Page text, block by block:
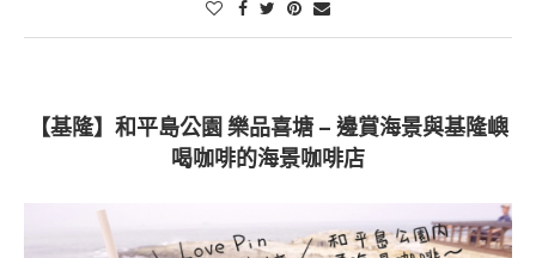
【基隆】和平島公園 樂品喜塘 – 邊賞海景與基隆嶼
喝咖啡的海景咖啡店